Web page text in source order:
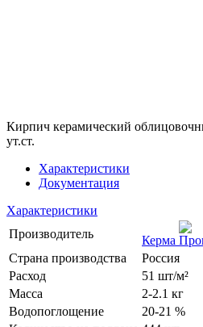
Кирпич керамический
ут.ст.
Характеристики
Документация
Характеристики
Производитель
Керма
Страна производства
Россия
Расход
51 шт/м²
Масса
2-2.1 кг
Водопоглощение
20-21 %